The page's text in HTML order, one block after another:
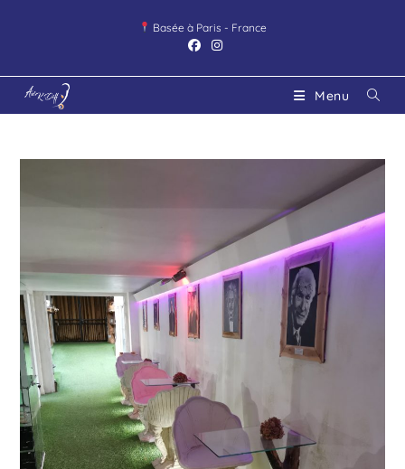
Basée à Paris - France
Menu